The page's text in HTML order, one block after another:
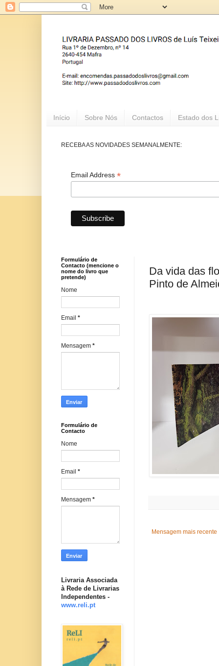
Início Sobre Nós Contactos Estado dos
RECEBA AS NOVIDADES SEMANALMENTE:
Email Address *
Da vida das
Pinto de
Mensagem mais recente
Formulário de
Contacto (mencione o
nome do livro que
pretende)
Nome
Email *
Mensagem *
Formulário de
Contacto
Nome
Email *
Mensagem *
Livraria Associada
à Rede de Livrarias
Independentes -
www.reli.pt